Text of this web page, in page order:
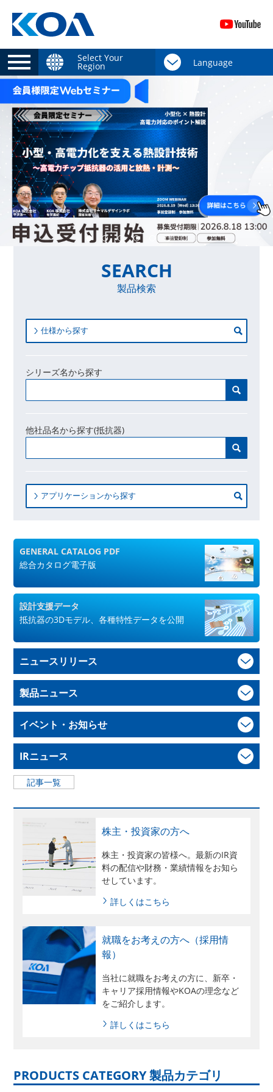
Select Your
Region
SEARCH
製品検索
仕様から探す
シリーズ名から探す
他社品名から探す(抵抗器)
アプリケーションから探す
GENERAL CATALOG PDF
総合カタログ電子版
設計支援データ
抵抗器の3Dモデル、各種特性データを公開
ニュースリリース
製品ニュース
イベント・お知らせ
IRニュース
記事一覧
株主・投資家の方へ
株主・投資家の皆様へ。最新のIR資
料の配信や財務・業績情報をお知ら
せしています。
詳しくはこちら
就職をお考えの方へ（採用情
報）
当社に就職をお考えの方に、新卒・
キャリア採用情報やKOAの理念など
をご紹介します。
詳しくはこちら
PRODUCTS CATEGORY 製品カテゴリ